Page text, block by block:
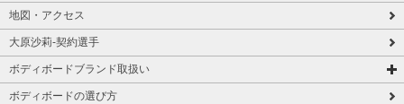
地図・アクセス
大原沙莉-契約選手
ボディボードブランド取扱い
ボディボードの選び方